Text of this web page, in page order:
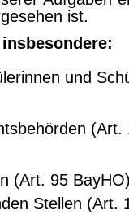
ist.
und
(Art. 95
Stel­len (Art.